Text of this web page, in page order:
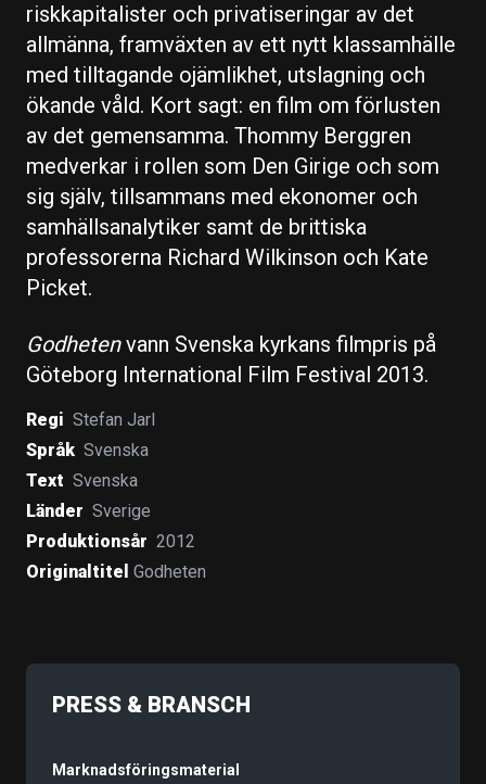
riskkapitalister och privatiseringar av det
allmänna, framväxten av ett nytt klassamhälle
med tilltagande ojämlikhet, utslagning och
ökande våld. Kort sagt: en film om förlusten
av det gemensamma. Thommy Berggren
medverkar i rollen som Den Girige och som
sig själv, tillsammans med ekonomer och
samhällsanalytiker samt de brittiska
professorerna Richard Wilkinson och Kate
Picket.
Godhetenvann Svenska kyrkans filmpris på
Göteborg International Film Festival 2013.
Regi Stefan Jarl
Språk Svenska
Text Svenska
Länder Sverige
Produktionsår 2012
Originaltitel Godheten
PRESS & BRANSCH
Marknadsföringsmaterial